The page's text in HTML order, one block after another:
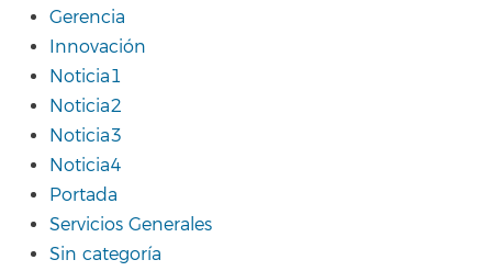
Gerencia
Innovación
Noticia1
Noticia2
Noticia3
Noticia4
Portada
Servicios Generales
Sin categoría